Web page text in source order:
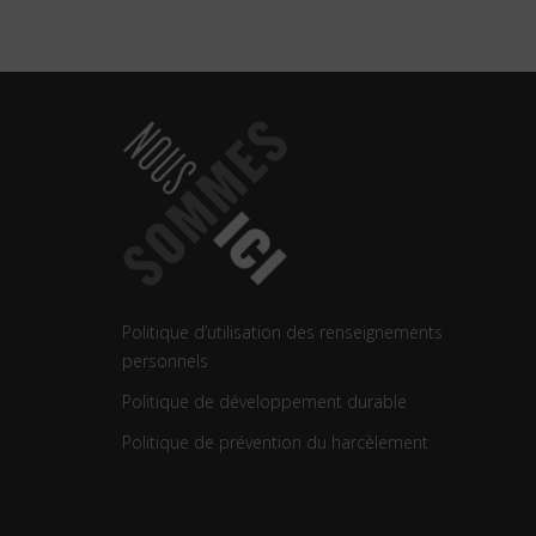
Politique d’utilisation des renseignements
personnels
Politique de développement durable
Politique de prévention du harcèlement